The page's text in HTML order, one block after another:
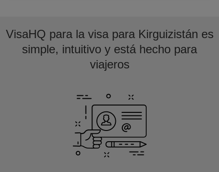
VisaHQ para la visa para Kirguizistán es
simple, intuitivo y está hecho para
viajeros